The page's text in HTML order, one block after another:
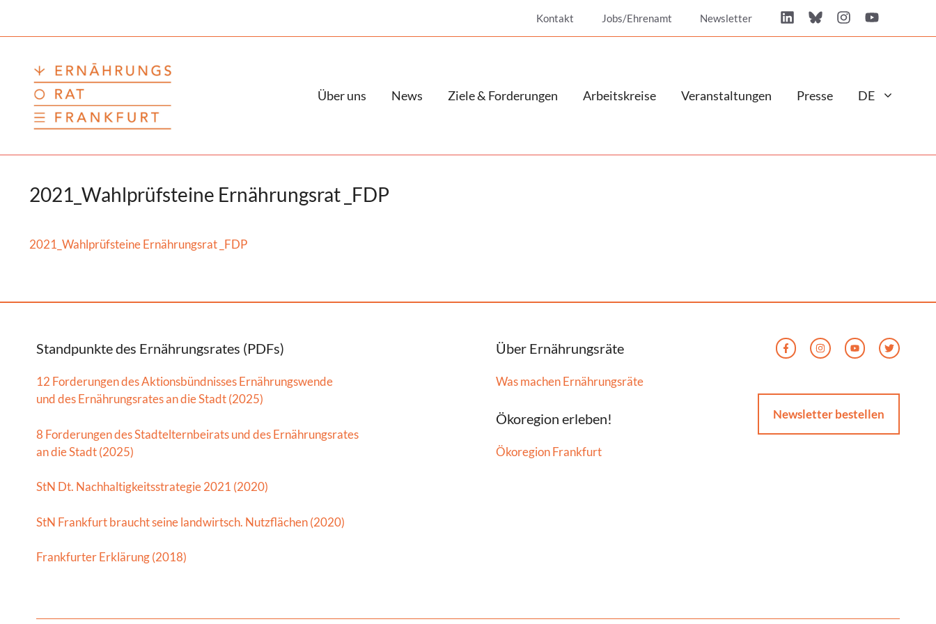
Kontakt Jobs/Ehrenamt Newsletter
Über uns News Ziele & Forderungen Arbeitskreise Veranstaltungen Presse DE
2021_Wahlprüfsteine Ernährungsrat _FDP
2021_Wahlprüfsteine Ernährungsrat _FDP
Standpunkte des Ernährungsrates (PDFs)
12 Forderungen des Aktionsbündnisses Ernährungswende
und des Ernährungsrates an die Stadt (2025)
8 Forderungen des Stadtelternbeirats und des Ernährungsrates
an die Stadt (2025)
StN Dt. Nachhaltigkeitsstrategie 2021 (2020)
StN Frankfurt braucht seine landwirtsch. Nutzflächen (2020)
Frankfurter Erklärung (2018)
Über Ernährungsräte
Was machen Ernährungsräte
Ökoregion erleben!
Ökoregion Frankfurt
Newsletter bestellen